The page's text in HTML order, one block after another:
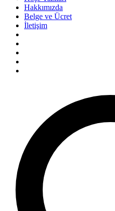
Hakkımızda
Belge ve Ücret
İletişim